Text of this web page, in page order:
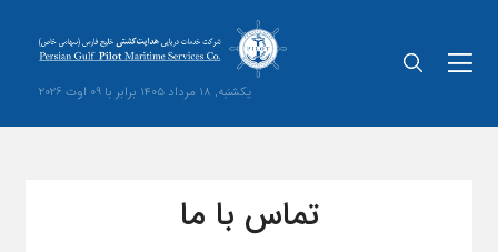
یکشنبه, 18 مرداد 1405 برابر با 09 اوت 2026
تماس با ما